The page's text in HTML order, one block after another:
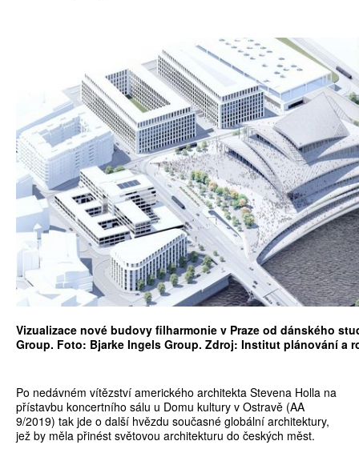
Vizualizace nové budovy filharmonie v Praze od dánského
Group. Foto: Bjarke Ingels Group. Zdroj: Institut plánování a
Po nedávném vítězství amerického architekta Stevena Holla na
přístavbu koncertního sálu u Domu kultury v Ostravě (AA
9/2019) tak jde o další hvězdu současné globální architektury,
jež by měla přinést světovou architekturu do českých měst.